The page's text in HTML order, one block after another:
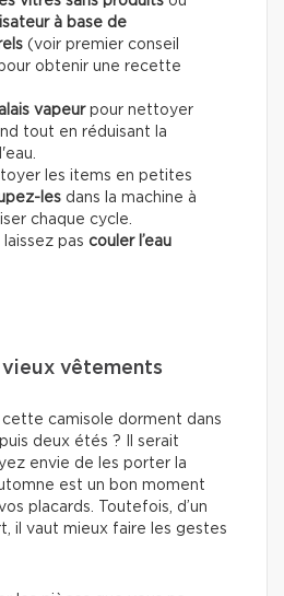
à base de
(voir premier conseil
obtenir une recette
vapeurpour nettoyer
tout en réduisant la
les items en petites
les dans la machine à
chaque cycle.
pas couler l’eau
vêtements
camisole dorment dans
deux étés ? Il serait
envie de les porter la
est un bon moment
placards. Toutefois, d’un
il vaut mieux faire les gestes